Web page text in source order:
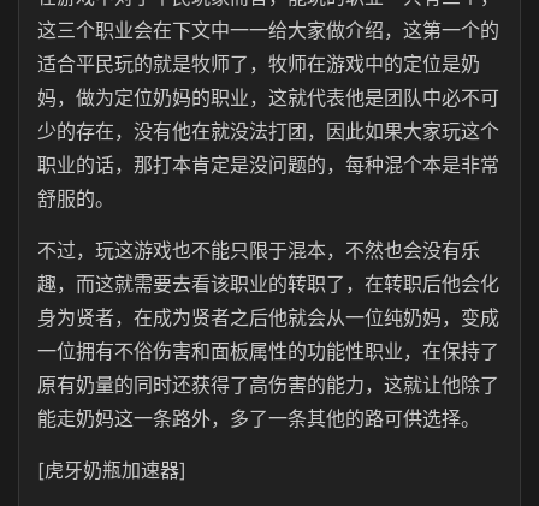
这三个职业会在下文中一一给大家做介绍，这第一个的
适合平民玩的就是牧师了，牧师在游戏中的定位是奶
妈，做为定位奶妈的职业，这就代表他是团队中必不可
少的存在，没有他在就没法打团，因此如果大家玩这个
职业的话，那打本肯定是没问题的，每种混个本是非常
舒服的。
不过，玩这游戏也不能只限于混本，不然也会没有乐
趣，而这就需要去看该职业的转职了，在转职后他会化
身为贤者，在成为贤者之后他就会从一位纯奶妈，变成
一位拥有不俗伤害和面板属性的功能性职业，在保持了
原有奶量的同时还获得了高伤害的能力，这就让他除了
能走奶妈这一条路外，多了一条其他的路可供选择。
[虎牙奶瓶加速器]